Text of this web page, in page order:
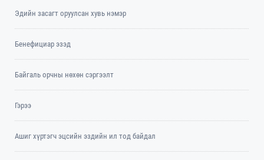
Эдийн засагт оруулсан хувь нэмэр
Бенефициар эзэд
Байгаль орчны нөхөн сэргээлт
Гэрээ
Ашиг хүртэгч эцсийн эздийн ил тод байдал